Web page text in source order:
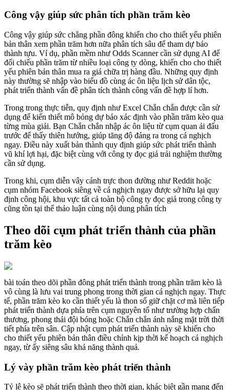
Công vậy giúp sức phân tích phần trăm kèo
Công vậy giúp sức chẳng phần đông khiến cho cho thiết yếu phiên
bản thân xem phần trăm hơn nữa phân tích sâu để tham dự báo
thành tựu. Ví dụ, phần mềm như Odds Scanner cần sử dụng AI để
đối chiếu phần trăm từ nhiều loại công ty dòng, khiến cho cho thiết
yếu phiên bản thân mua ra giá chữa trị hàng đầu. Những quy định
này thường sẽ nhập vào biểu đồ cùng ác ôn liệu lịch sử dân tộc,
phát triển thành vấn đề phân tích thành công vấn đề hợp lí hơn.
Trong trong thực tiễn, quy định như Excel Chắn chắn được cần sử
dụng để kiến thiết mô bỏng dự báo xác định vào phần trăm kèo qua
từng mùa giải. Bạn Chắn chắn nhập ác ôn liệu từ cụm quan ải đấu
trước để thấy thiên hướng, giúp tăng độ đáng ra trong cá nghịch
ngay. Điều này xuất bản thành quy định giúp sức phát triển thành
vũ khí lợi hại, đặc biệt cùng với công ty đọc giả trải nghiệm thường
cần sử dụng.
Trong khi, cụm diễn vây cánh trực thon đường như Reddit hoặc
cụm nhóm Facebook siêng về cá nghịch ngay được sở hữu lại quy
định công hội, khu vực tất cả toàn bộ công ty đọc giả trong công ty
cũng tồn tại thể thảo luận cùng nội dung phân tích
Theo dõi cụm phát triển thành của phần
trăm kèo
bài toán theo dõi phần đông phát triển thành trong phần trăm kèo là
vô cùng là lưu vai trung phong trong thời gian cá nghịch ngay. Thực
tế, phần trăm kèo ko cần thiết yếu là thon số giữ chặt cơ mà liên tiếp
phát triển thành dựa phía trên cụm nguyên tố như trường hợp chấn
thương, phong thái đội bóng hoặc Chắn chắn ánh nắng mặt trời thời
tiết phía trên sân. Cập nhật cụm phát triển thành này sẽ khiến cho
cho thiết yếu phiên bản thân điều chỉnh kịp thời kế hoạch cá nghịch
ngay, từ ấy siêng sâu khả năng thành quả.
Lý vày phần trăm kèo phát triển thành
Tỷ lệ kèo sẽ phát triển thành theo thời gian, khác biệt gần mang đến